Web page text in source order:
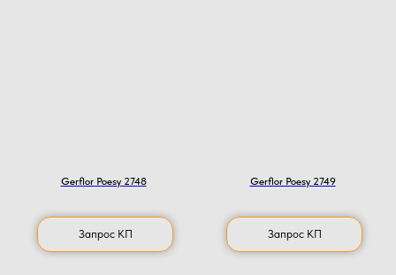
Gerflor Poesy 2748
Запрос КП
Gerflor Poesy 2749
Запрос КП